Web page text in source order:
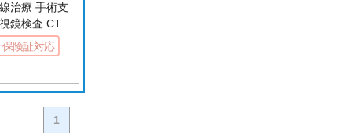
治療 手術支
鏡検査 CT
険証対応
1